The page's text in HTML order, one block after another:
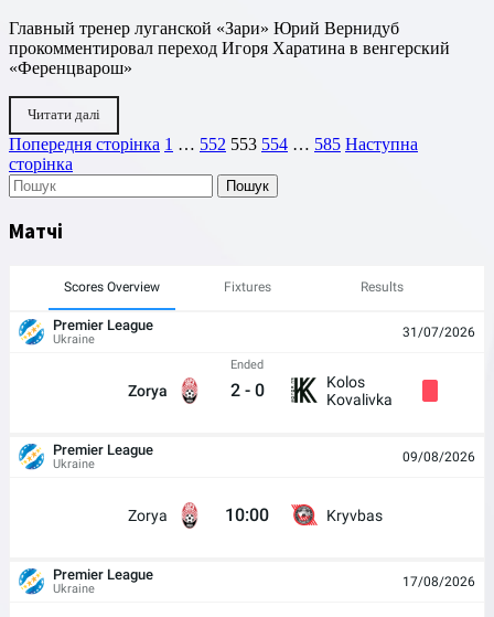
Главный тренер луганской «Зари» Юрий Вернидуб
прокомментировал переход Игоря Харатина в венгерский
«Ференцварош»
Читати далі
Пагінація
записів
Попередня сторінка Сторінка
1 … Сторінка
552 Сторінка
553 Сторінка
554 … Сторінка
585 Наступна
сторінка
Пошук
Матчі
Scores Overview Fixtures Results
Premier League
Ukraine 31/07/2026
Zorya
Ended
2 - 0
Kolos
Kovalivka
Premier League
Ukraine 09/08/2026
Zorya 10:00 Kryvbas
Premier League
Ukraine 17/08/2026